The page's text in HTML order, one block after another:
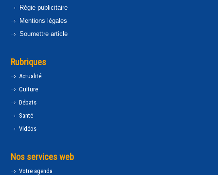
Régie publicitaire
Mentions légales
Soumettre article
Rubriques
Actualité
Culture
Débats
Santé
Vidéos
Nos services web
Votre agenda